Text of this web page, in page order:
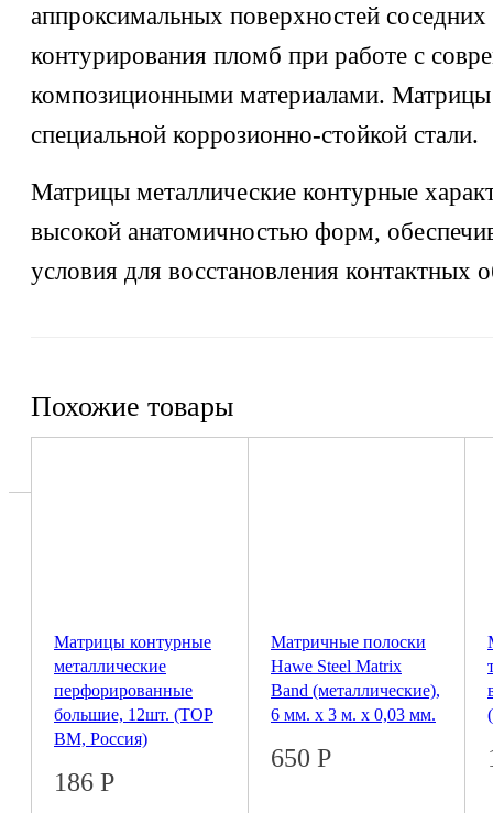
аппроксимальных поверхностей соседних
контурирования пломб при работе с
композиционными материалами. Матрицы
специальной коррозионно-стойкой стали.
Матрицы металлические контурные
высокой анатомичностью форм,
условия для восстановления контактных
Похожие товары
Матрицы контурные
металлические
перфорированные
большие, 12шт. (ТОР
ВМ, Россия)
186 Р
Матричные полоски
Hawe Steel Matrix
Band (металлические),
6 мм. х 3 м. х 0,03 мм.
650 Р